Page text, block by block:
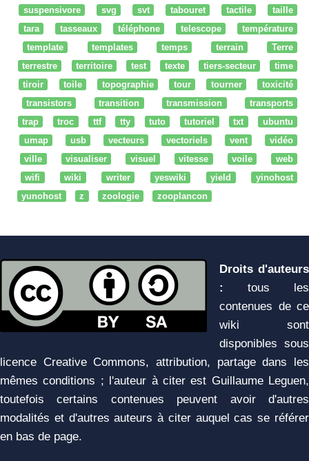
suspensivore
svg svt tabouret tactile
taille
tara
tasseaux téléphone telescope
température
template
templates temps terrain
Terre
terrestre
territoire test texte tiers-secteur
time
tiroir
toile topographie tour tourner
toxicité
transistors
transition transmission
transports
trap
troc ttf tty tuto tutoriel txt
ubuntu
umap
usb vecteurs vectoriels vent
vidéo
ville
visualiser visuel vitesse voile
web
wifi
wiki writer yeswiki yield
yinohost
yunohost
z zoologie zooplancon
Droits d'auteurs
:
tous les
contenues de ce
wiki sont
disponibles sous
licence Creative Commons, attribution, partage dans les
mêmes conditions ; l'auteur à citer est Guillaume Leguen,
toutefois certains contenues peuvent avoir d'autres
modalités et d'autres auteurs à citer auquel cas se référer
en bas de page.